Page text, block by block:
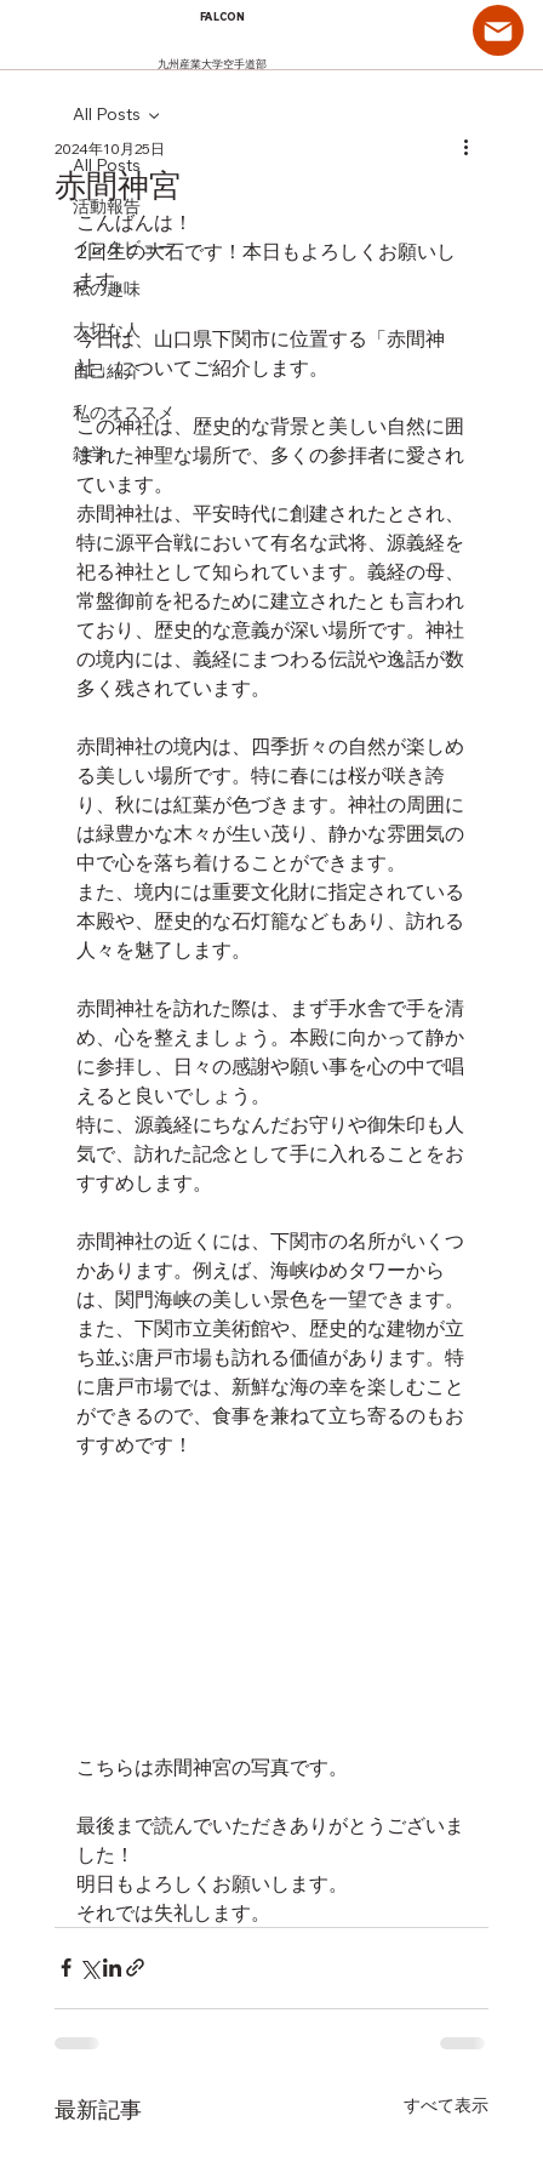
FALCON
九州産業大学空手道部
All Posts
活動報告
インタビュー
私の趣味
大切な人
自己紹介
私のオススメ
雑学
All Posts
赤間神宮
2024年10月25日
こんばんは！
2回生の大石です！本日もよろしくお願いし
ます。
今日は、山口県下関市に位置する「赤間神
社」についてご紹介します。
この神社は、歴史的な背景と美しい自然に囲
まれた神聖な場所で、多くの参拝者に愛され
ています。
赤間神社は、平安時代に創建されたとされ、
特に源平合戦において有名な武将、源義経を
祀る神社として知られています。義経の母、
常盤御前を祀るために建立されたとも言われ
ており、歴史的な意義が深い場所です。神社
の境内には、義経にまつわる伝説や逸話が数
多く残されています。
赤間神社の境内は、四季折々の自然が楽しめ
る美しい場所です。特に春には桜が咲き誇
り、秋には紅葉が色づきます。神社の周囲に
は緑豊かな木々が生い茂り、静かな雰囲気の
中で心を落ち着けることができます。
また、境内には重要文化財に指定されている
本殿や、歴史的な石灯籠などもあり、訪れる
人々を魅了します。
赤間神社を訪れた際は、まず手水舎で手を清
め、心を整えましょう。本殿に向かって静か
に参拝し、日々の感謝や願い事を心の中で唱
えると良いでしょう。
特に、源義経にちなんだお守りや御朱印も人
気で、訪れた記念として手に入れることをお
すすめします。
赤間神社の近くには、下関市の名所がいくつ
かあります。例えば、海峡ゆめタワーから
は、関門海峡の美しい景色を一望できます。
また、下関市立美術館や、歴史的な建物が立
ち並ぶ唐戸市場も訪れる価値があります。特
に唐戸市場では、新鮮な海の幸を楽しむこと
ができるので、食事を兼ねて立ち寄るのもお
すすめです！
こちらは赤間神宮の写真です。
最後まで読んでいただきありがとうございま
した！
明日もよろしくお願いします。
それでは失礼します。
最新記事 すべて表示